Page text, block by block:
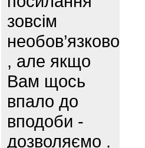
зовсім
необов’язково
, але якщо
Вам щось
впало до
вподоби -
дозволяємо .